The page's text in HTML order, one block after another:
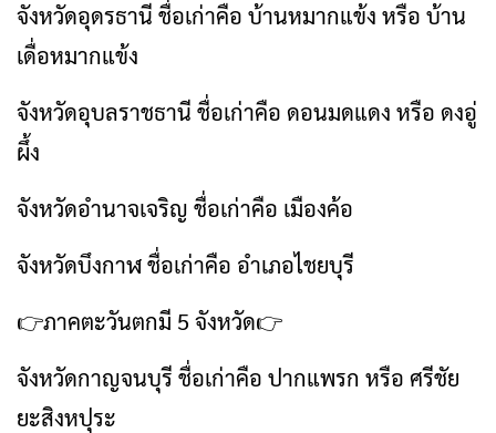
จังหวัดอุดรธานี ชื่อเก่าคือ บ้านหมากแข้ง หรือ บ้าน
เดื่อหมากแข้ง
จังหวัดอุบลราชธานี ชื่อเก่าคือ ดอนมดแดง หรือ ดงอู่
ผึ้ง
จังหวัดอำนาจเจริญ ชื่อเก่าคือ เมืองค้อ
จังหวัดบึงกาฬ ชื่อเก่าคือ อำเภอไชยบุรี
👉ภาคตะวันตกมี 5 จังหวัด👉
จังหวัดกาญจนบุรี ชื่อเก่าคือ ปากแพรก หรือ ศรีชัย
ยะสิงหปุระ